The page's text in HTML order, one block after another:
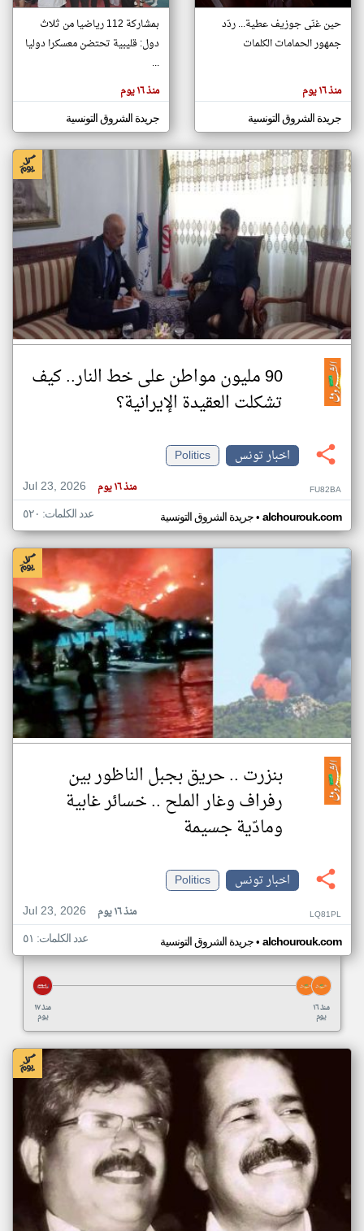
اخبار تونس على مدار الساعة
أهم اخبار تونس العاجلة والمباشرة
المقالات
الموجوده
هنا عن
كاتبيها.
حين غنّى جوزيف عطية... ردّد
جمهور الحمامات الكلمات
منذ ١٦ يوم
جريدة الشروق التونسية
بمشاركة 112 رياضيا من ثلاث
دول: قليبية تحتضن معسكرا دوليا
...
منذ ١٦ يوم
جريدة الشروق التونسية
90 مليون مواطن على خط النار.. كيف
تشكلت العقيدة الإيرانية؟
اخبار تونس
Politics
Jul 23, 2026
منذ ١٦ يوم FU82BA
جريدة الشروق التونسية• alchourouk.com عدد الكلمات: ٥٢٠
بنزرت .. حريق بجبل الناظور بين
رفراف وغار الملح .. خسائر غابية
ومادّية جسيمة
اخبار تونس
Politics
Jul 23, 2026
منذ ١٦ يوم LQ81PL
جريدة الشروق التونسية• alchourouk.com عدد الكلمات: ٥١
منذ ١٧
يوم
منذ ١٦
يوم
klyoum.com